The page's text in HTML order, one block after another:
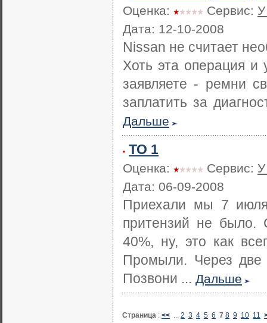
Оценка: Сервис:
Дата: 12-10-2008
Nissan не считает
Хоть эта операция
заявляете - ремни
заплатить за
Дальше
ТО 1
Оценка: Сервис:
Дата: 06-09-2008
Приехали мы 7
притензий не было.
40%, ну, это как
Промыли. Через две
Позвони ... Дальше
Страница : << ... 2 3 4 5 6 7 8 9 10 11